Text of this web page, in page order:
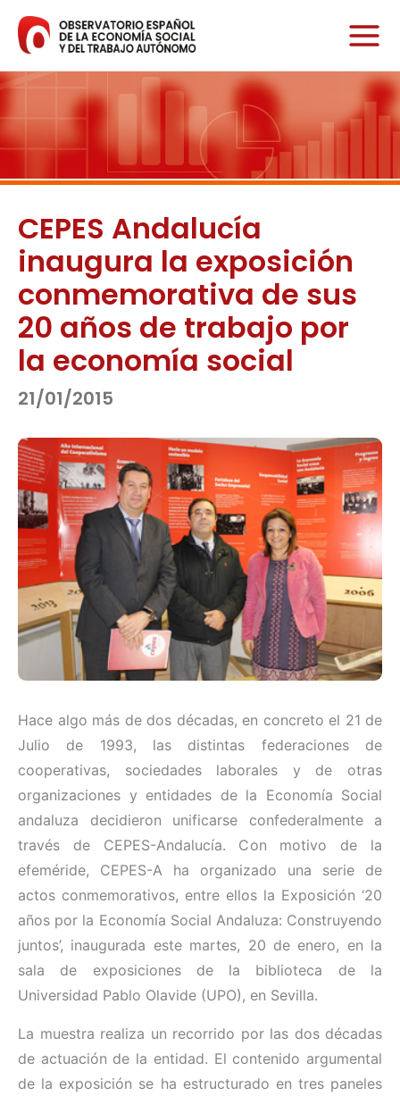
contenido
CEPES Andalucía
inaugura la exposición
conmemorativa de sus
20 años de trabajo por
la economía social
21/01/2015
Hace algo más de dos décadas, en concreto el 21 de
Julio de 1993, las distintas federaciones de
cooperativas, sociedades laborales y de otras
organizaciones y entidades de la Economía Social
andaluza decidieron unificarse confederalmente a
través de CEPES-Andalucía. Con motivo de la
efeméride, CEPES-A ha organizado una serie de
actos conmemorativos, entre ellos la Exposición ‘20
años por la Economía Social Andaluza: Construyendo
juntos’, inaugurada este martes, 20 de enero, en la
sala de exposiciones de la biblioteca de la
Universidad Pablo Olavide (UPO), en Sevilla.
La muestra realiza un recorrido por las dos décadas
de actuación de la entidad. El contenido argumental
de la exposición se ha estructurado en tres paneles